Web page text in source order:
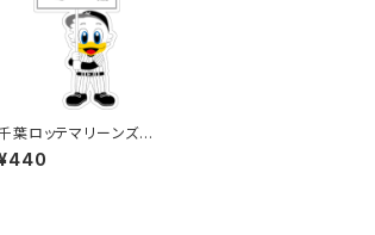
葉ロッテマリーンズス
ッカー12